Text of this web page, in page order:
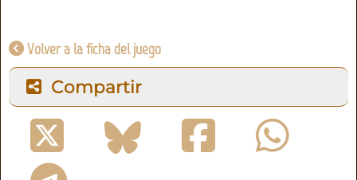
Volver a la ficha del juego
Compartir